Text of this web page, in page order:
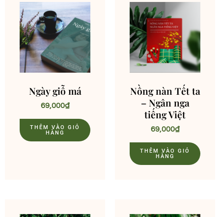
Ngày giỗ má
69,000₫
THÊM VÀO GIỎ
HÀNG
Nồng nàn Tết ta
– Ngân nga
tiếng Việt
69,000₫
THÊM VÀO GIỎ
HÀNG